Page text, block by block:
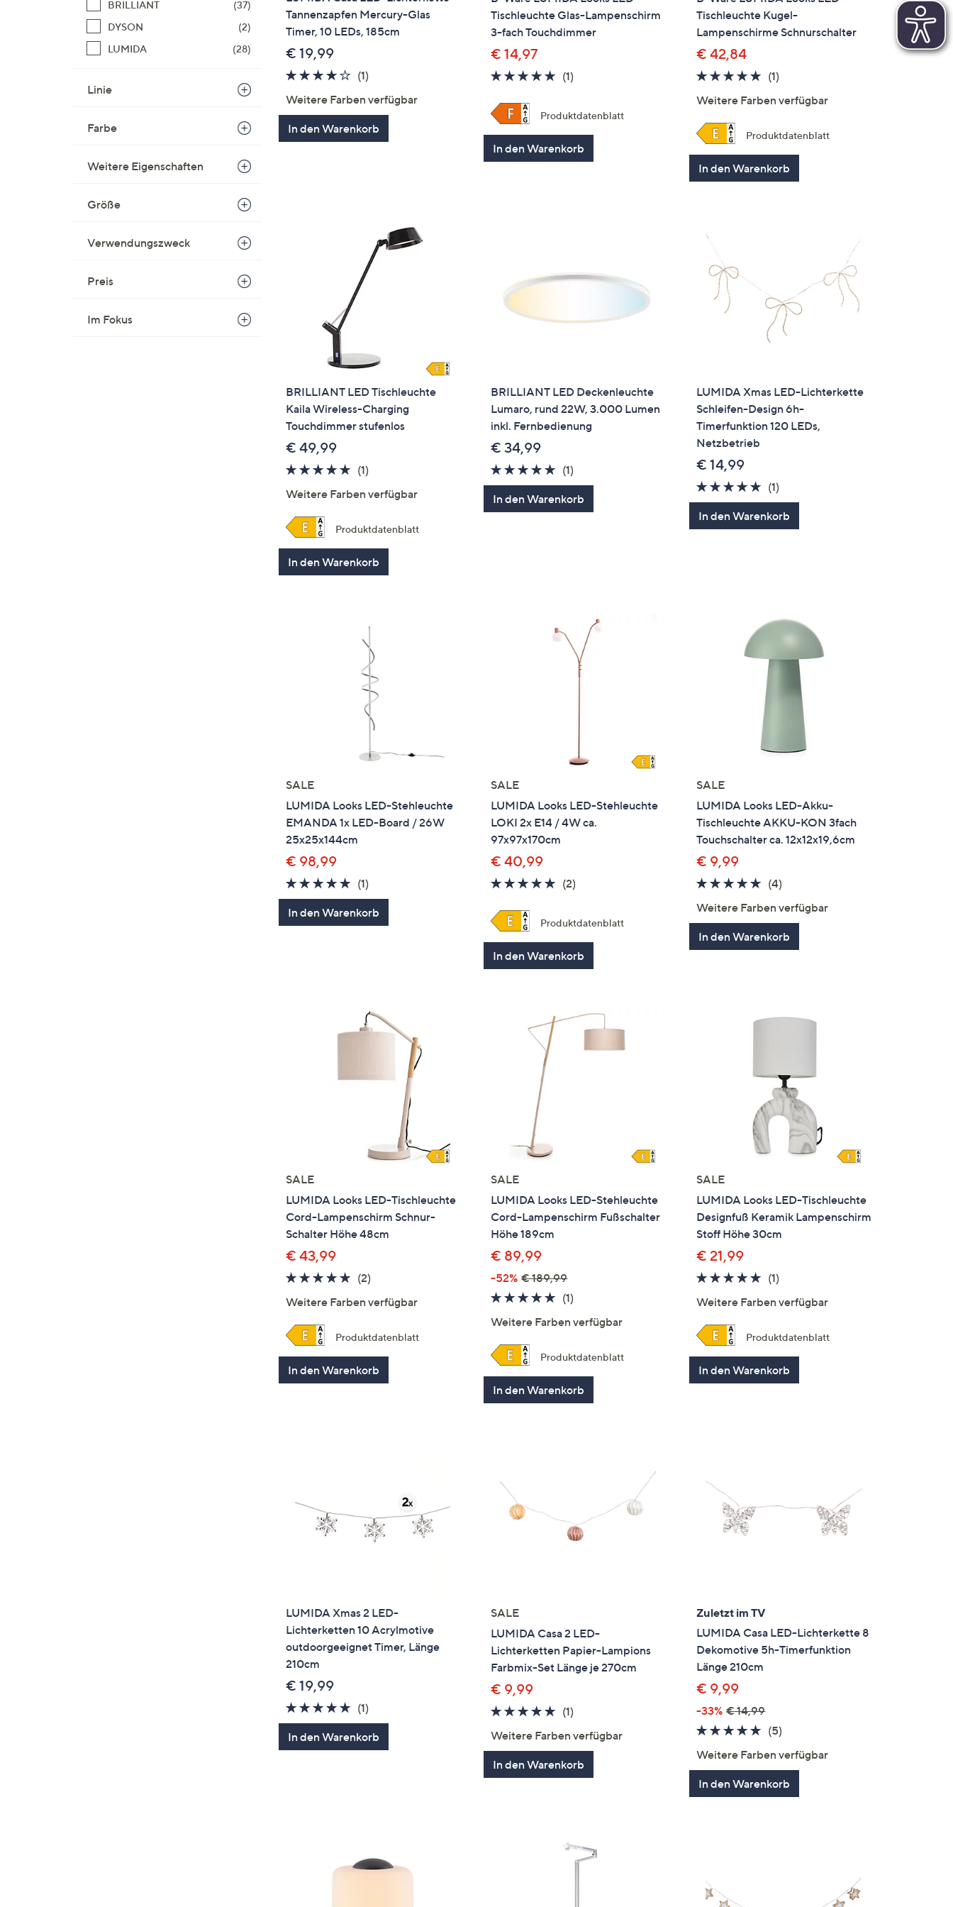
BRILLIANT
(37)
DYSON
(2)
LUMIDA
(28)
Linie
Farbe
Weitere Eigenschaften
Größe
Verwendungszweck
Preis
Im Fokus
Tannenzapfen Mercury-Glas
Timer, 10 LEDs, 185cm
€ 19,99
4.0
(1)1
Weitere Farben verfügbar
In den Warenkorb
Tischleuchte Glas-Lampenschirm
3-fach Touchdimmer
€ 14,97
5.0
5
(1)
Produktdatenblatt
In den Warenkorb
Tischleuchte Kugel-
Lampenschirme Schnurschalter
€ 42,84
5.0
(1)
Weitere Farben verfügbar
Produktdatenblatt
In den Warenkorb
BRILLIANT LED Tischleuchte
Kaila Wireless-Charging
Touchdimmer stufenlos
€ 49,99
5.0
5
(1)1
Weitere Farben verfügbar
Produktdatenblatt
In den Warenkorb
BRILLIANT LED Deckenleuchte
Lumaro, rund 22W, 3.000 Lumen
inkl. Fernbedienung
€ 34,99
5.0
von
5
(1)
Bewertungen
In den Warenkorb
LUMIDA Xmas LED-Lichterkette
Schleifen-Design 6h-
Timerfunktion 120 LEDs,
Netzbetrieb
€ 14,99
5.0
von
5
(1)
Bewertungen
In den Warenkorb
SALE
LUMIDA Looks LED-Stehleuchte
EMANDA 1x LED-Board / 26W
25x25x144cm
€ 98,99
5.0
von
5
(1)1
Bewertungen
In den Warenkorb
SALE
LUMIDA Looks LED-Stehleuchte
LOKI 2x E14 / 4W ca.
97x97x170cm
€ 40,99
5.0
5
(2)
Produktdatenblatt
In den Warenkorb
SALE
LUMIDA Looks LED-Akku-
Tischleuchte AKKU-KON 3fach
Touchschalter ca. 12x12x19,6cm
€ 9,99
5.0
(4)
Weitere Farben verfügbar
In den Warenkorb
SALE
LUMIDA Looks LED-Tischleuchte
Cord-Lampenschirm Schnur-
Schalter Höhe 48cm
€ 43,99
5.0
5
(2)2
Weitere Farben verfügbar
Produktdatenblatt
In den Warenkorb
SALE
LUMIDA Looks LED-Stehleuchte
Cord-Lampenschirm Fußschalter
Höhe 189cm
€ 89,99
-52% € 189,99
5.0
5
(1)
Weitere Farben verfügbar
Produktdatenblatt
In den Warenkorb
SALE
LUMIDA Looks LED-Tischleuchte
Designfuß Keramik Lampenschirm
Stoff Höhe 30cm
€ 21,99
5.0
5
(1)
Weitere Farben verfügbar
Produktdatenblatt
In den Warenkorb
LUMIDA Xmas 2 LED-
Lichterketten 10 Acrylmotive
outdoorgeeignet Timer, Länge
210cm
€ 19,99
5.0
von
5
(1)1
Bewertungen
In den Warenkorb
SALE
LUMIDA Casa 2 LED-
Lichterketten Papier-Lampions
Farbmix-Set Länge je 270cm
€ 9,99
5.0
(1)
Weitere Farben verfügbar
In den Warenkorb
Zuletzt im TV
LUMIDA Casa LED-Lichterkette 8
Dekomotive 5h-Timerfunktion
Länge 210cm
€ 9,99
-33% € 14,99
4.8
(5)
Weitere Farben verfügbar
In den Warenkorb